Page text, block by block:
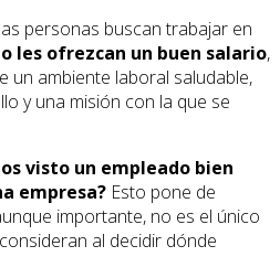
personas buscan trabajar en
les ofrezcan un buen salario,
un ambiente laboral saludable,
y una misión con la que se
visto un empleado bien
empresa? Esto pone de
importante, no es el único
al decidir dónde